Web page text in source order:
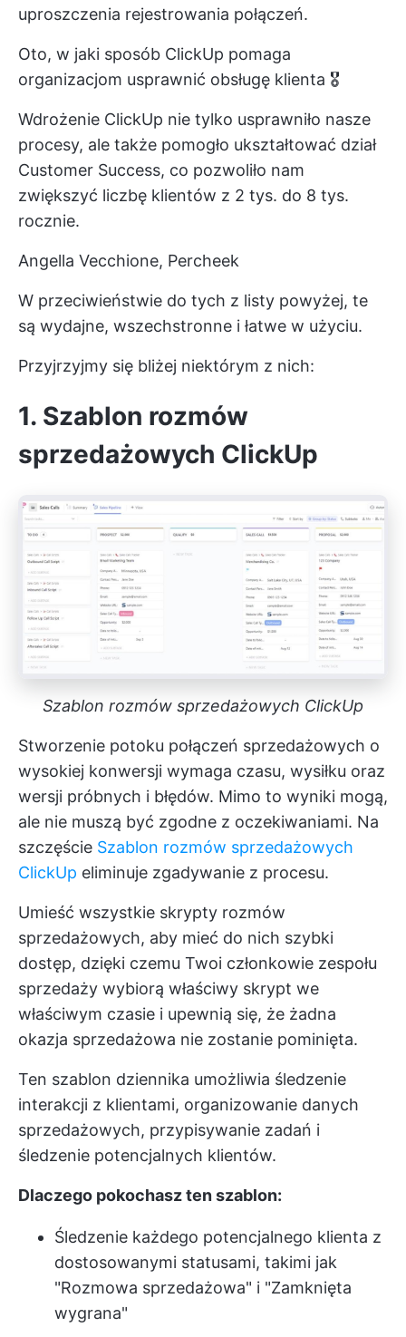
uproszczenia rejestrowania połączeń.
Oto, w jaki sposób ClickUp pomaga
organizacjom usprawnić obsługę klienta 🎖️
Wdrożenie ClickUp nie tylko usprawniło nasze
procesy, ale także pomogło ukształtować dział
Customer Success, co pozwoliło nam
zwiększyć liczbę klientów z 2 tys. do 8 tys.
rocznie.
Angella Vecchione, Percheek
W przeciwieństwie do tych z listy powyżej, te
są wydajne, wszechstronne i łatwe w użyciu.
Przyjrzyjmy się bliżej niektórym z nich:
1. Szablon rozmów
sprzedażowych ClickUp
Szablon rozmów sprzedażowych ClickUp
Stworzenie potoku połączeń sprzedażowych o
wysokiej konwersji wymaga czasu, wysiłku oraz
wersji próbnych i błędów. Mimo to wyniki mogą,
ale nie muszą być zgodne z oczekiwaniami. Na
szczęście Szablon rozmów sprzedażowych
ClickUp eliminuje zgadywanie z procesu.
Umieść wszystkie skrypty rozmów
sprzedażowych, aby mieć do nich szybki
dostęp, dzięki czemu Twoi członkowie zespołu
sprzedaży wybiorą właściwy skrypt we
właściwym czasie i upewnią się, że żadna
okazja sprzedażowa nie zostanie pominięta.
Ten szablon dziennika umożliwia śledzenie
interakcji z klientami, organizowanie danych
sprzedażowych, przypisywanie zadań i
śledzenie potencjalnych klientów.
Dlaczego pokochasz ten szablon:
Śledzenie każdego potencjalnego klienta z
dostosowanymi statusami, takimi jak
"Rozmowa sprzedażowa" i "Zamknięta
wygrana"